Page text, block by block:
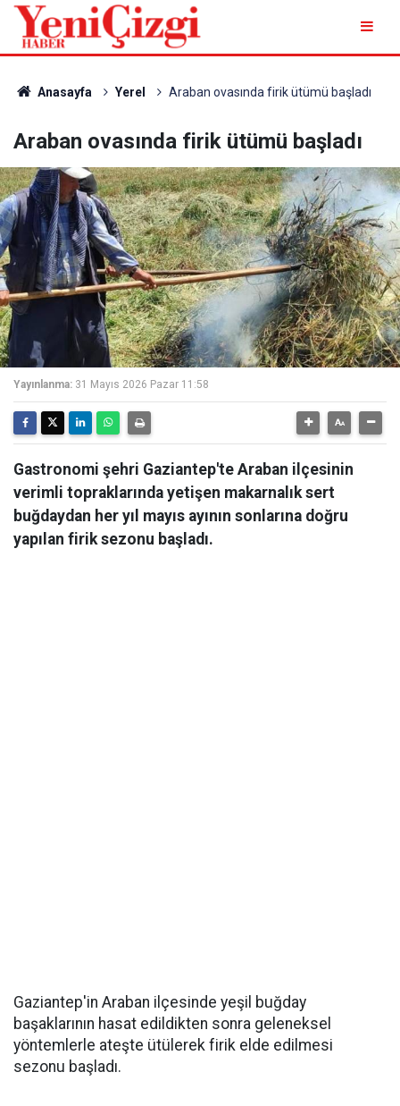
Anasayfa Yerel Araban ovasında firik ütümü başladı
Araban ovasında firik ütümü başladı
Yayınlanma: 31 Mayıs 2026 Pazar 11:58
Gastronomi şehri Gaziantep'te Araban ilçesinin
verimli topraklarında yetişen makarnalık sert
buğdaydan her yıl mayıs ayının sonlarına doğru
yapılan firik sezonu başladı.
Gaziantep'in Araban ilçesinde yeşil buğday
başaklarının hasat edildikten sonra geleneksel
yöntemlerle ateşte ütülerek firik elde edilmesi
sezonu başladı.